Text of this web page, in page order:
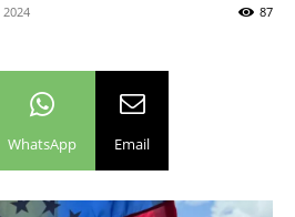
2024 87
WhatsApp Email